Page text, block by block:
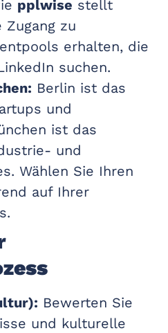
pplwise stellt
Zugang zu
erhalten, die
suchen.
Berlin ist das
und
ist das
und
Wählen Sie Ihren
auf Ihrer
Bewerten Sie
und kulturelle